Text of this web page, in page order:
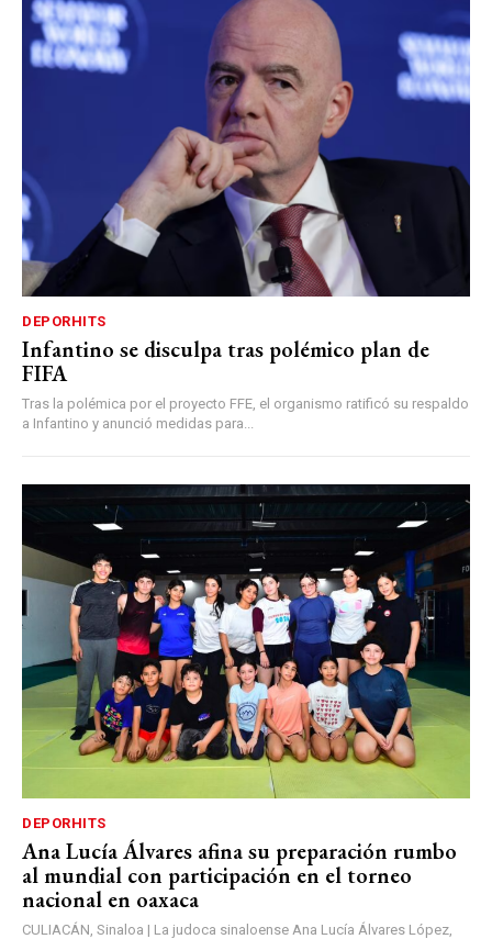
DEPORHITS
Infantino se disculpa tras polémico plan de
FIFA
Tras la polémica por el proyecto FFE, el organismo ratificó su respaldo
a Infantino y anunció medidas para...
DEPORHITS
Ana Lucía Álvares afina su preparación rumbo
al mundial con participación en el torneo
nacional en oaxaca
CULIACÁN, Sinaloa | La judoca sinaloense Ana Lucía Álvares López,